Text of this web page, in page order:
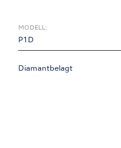
MODELL:
P1D
Diamantbelagt